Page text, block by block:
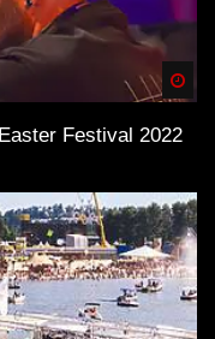
Festival 2022